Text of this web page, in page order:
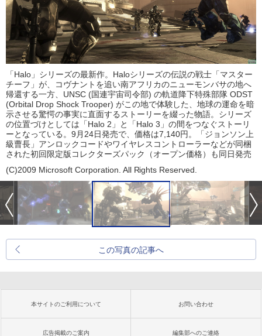
「Halo」シリーズの最新作。Haloシリーズの伝説の戦士「マスター
チーフ」が、コヴナントを追い南アフリカのニューモンバサの地へ
帰還する一方、UNSC (国連宇宙司令部) の軌道降下特殊部隊 ODST
(Orbital Drop Shock Trooper) がこの地で体験した、地球の運命を暗
示させる驚愕の事実に直面するストーリーを綴った物語。シリーズ
の位置づけとしては「Halo 2」と「Halo 3」の間をつなぐストーリ
ーとなっている。9月24日発売で、価格は7,140円。「ジョンソン上
級曹長」アンロックコードやワイヤレスコントローラーなどが同梱
された初回限定版コレクターズパック（オープン価格）も同日発売
(C)2009 Microsoft Corporation. All Rights Reserved.
この写真の記事へ
本サイトのご利用について お問い合わせ
広告掲載のご案内 編集部へのご連絡